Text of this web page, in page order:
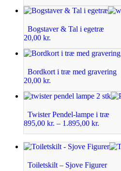
Bogstaver & Tal i egetræ
20,00 kr.
Bordkort i træ med gravering
20,00 kr.
Twister Pendel-lampe i træ
895,00 kr. – 1.895,00 kr.
Toiletskilt – Sjove Figurer